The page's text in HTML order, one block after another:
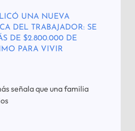
UNA NUEVA
DEL TRABAJADOR: SE
DE $2.800.000 DE
PARA VIVIR
señala que una familia